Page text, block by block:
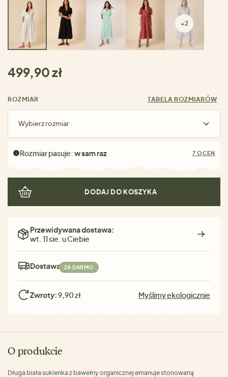
+2
499,90 zł
ROZMIAR TABELA ROZMIARÓW
Wybierz rozmiar
Rozmiar pasuje:w sam raz 7 OCEN
DODAJ DO KOSZYKA
Przewidywana dostawa:
wt. 11 sie. u Ciebie
Dostawa: ZA DARMO
Zwroty:9,90 zł Myślimy ekologicznie
O produkcie
Długa biała sukienka z bawełny organicznej emanuje stonowaną